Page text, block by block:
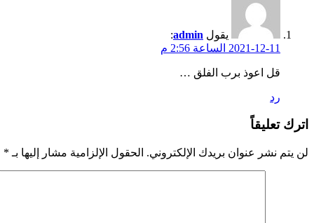
يقول admin
:
2021-12-11 الساعة 2:56 م
قل اعوذ برب الفلق …
رد
اترك تعليقاً
لن يتم نشر عنوان بريدك الإلكتروني. الحقول الإلزامية مشار إليها بـ *